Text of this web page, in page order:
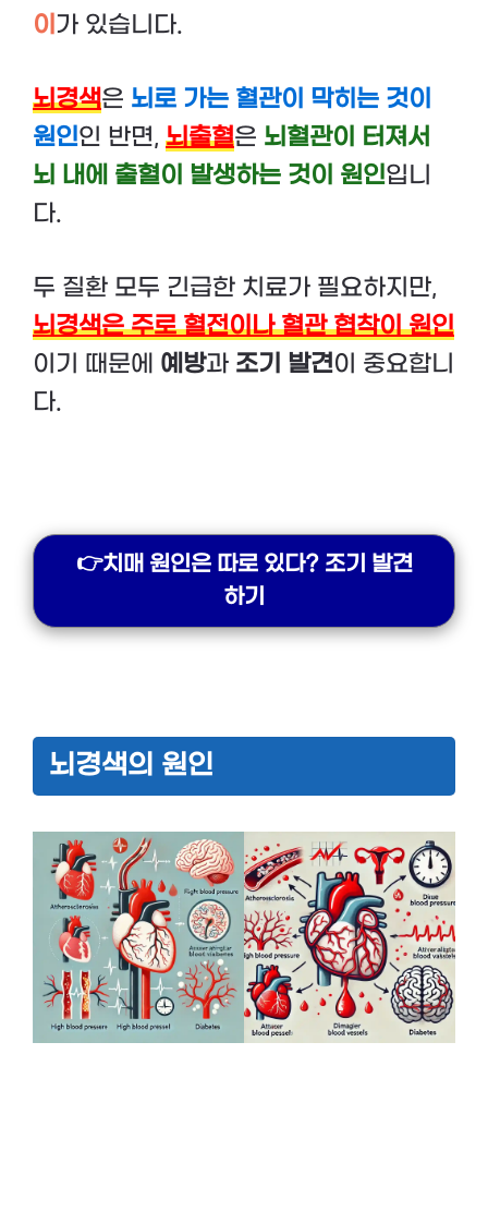
이 가 있습니다.
뇌경색은 뇌로 가는 혈관이 막히는 것이
원인인 반면, 뇌출혈은 뇌혈관이 터져서
뇌 내에 출혈이 발생하는 것이 원인입니
다.
두 질환 모두 긴급한 치료가 필요하지만,
뇌경색은 주로 혈전이나 혈관 협착이 원인
이기 때문에 예방과 조기 발견이 중요합니
다.
👉치매 원인은 따로 있다? 조기 발견
하기
뇌경색의 원인